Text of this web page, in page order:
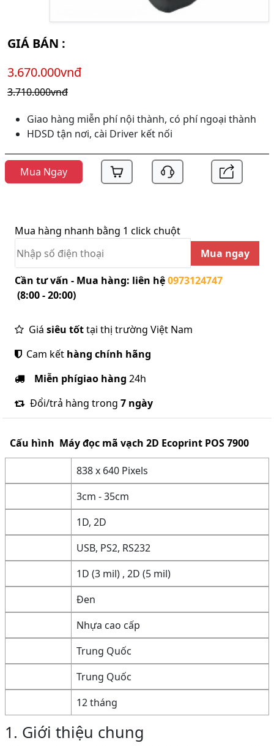
GIÁ BÁN :
3.670.000vnđ
3.710.000vnđ
Giao hàng miễn phí nội thành, có phí ngoại thành
HDSD tận nơi, cài Driver kết nối
Mua Ngay
Mua hàng nhanh bằng 1 click chuột
Mua ngay
Cần tư vấn - Mua hàng: liên hệ0973124747
(8:00 - 20:00)
Giá siêu tốttại thị trường Việt Nam
Cam kết hàng chính hãng
Miễn phígiao hàng 24h
Đổi/trả hàng trong 7 ngày
Cấu hình Máy đọc mã vạch 2D Ecoprint POS 7900
838 x 640 Pixels
3cm - 35cm
1D, 2D
USB, PS2, RS232
1D (3 mil) , 2D (5 mil)
Đen
Nhựa cao cấp
Trung Quốc
Trung Quốc
12 tháng
1. Giới thiệu chung